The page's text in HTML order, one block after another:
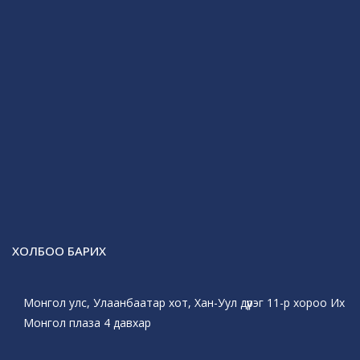
ХОЛБОО БАРИХ
Монгол улс, Улаанбаатар хот, Хан-Уул дүүрэг 11-р хороо Их
Монгол плаза 4 давхар